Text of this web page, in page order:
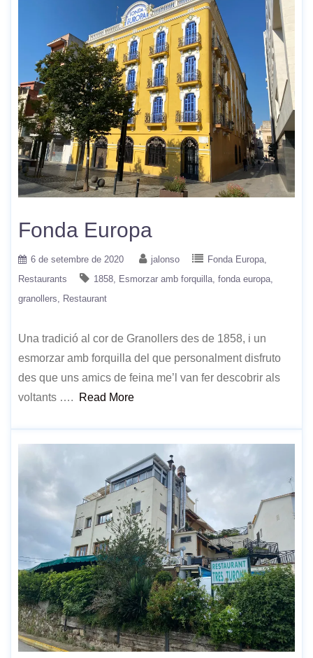
Fonda Europa
6 de setembre de 2020 jalonso
Fonda Europa
Restaurants
1858 Esmorzar amb forquilla fonda europa
granollers
Restaurant
Una tradició al cor de Granollers des de 1858, i un
esmorzar amb forquilla del que personalment disfruto
des que uns amics de feina me’l van fer descobrir als
voltants ….
Read More